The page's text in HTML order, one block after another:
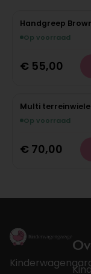
Handgreep
Op voorraad
€ 55,00
Multi
Op voorraad
€ 70,00